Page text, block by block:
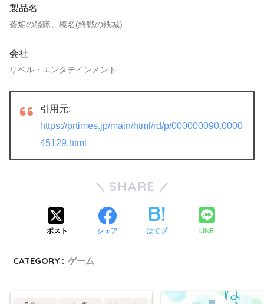
製品名
蒼焔の艦隊、榛名(終戦の鉄城)
会社
リベル・エンタテインメント
引用元:
https://prtimes.jp/main/html/rd/p/000000090.0000
45129.html
SHARE
ポスト シェア はてブ LINE
CATEGORY : ゲーム